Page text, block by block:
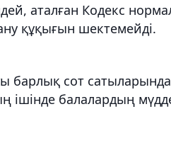
аталған Кодекс
құқығын шектемейді.
барлық сот
балалардың